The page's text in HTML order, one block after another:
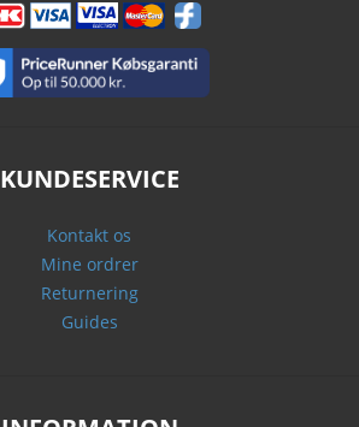
KUNDESERVICE
Kontakt os
Mine ordrer
Returnering
Guides